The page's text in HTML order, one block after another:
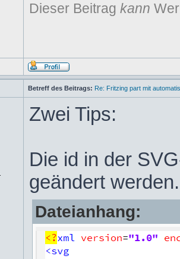
Dieser Beitrag kann
Betreff des Beitrags: Re: Fritzing part mit
Zwei Tips:
Die id in der
geändert
Dateianhang: